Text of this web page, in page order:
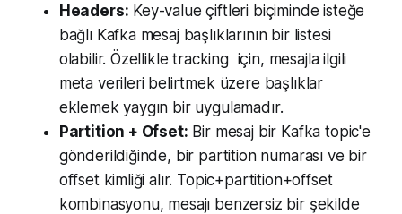
Headers: Key-value çiftleri biçiminde isteğe
bağlı Kafka mesaj başlıklarının bir listesi
olabilir. Özellikle tracking için, mesajla ilgili
meta verileri belirtmek üzere başlıklar
eklemek yaygın bir uygulamadır.
Partition + Ofset: Bir mesaj bir Kafka topic'e
gönderildiğinde, bir partition numarası ve bir
offset kimliği alır. Topic+partition+offset
kombinasyonu, mesajı benzersiz bir şekilde